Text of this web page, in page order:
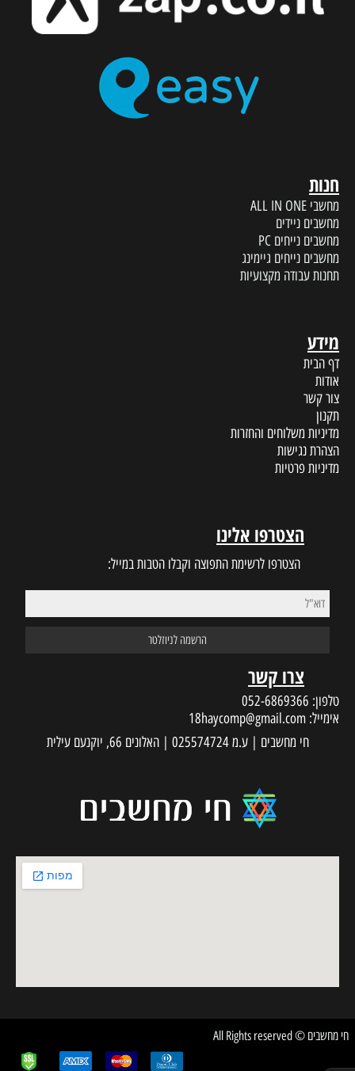
חנות
מחשבי ALL IN ONE
מחשבים ניידים
מחשבים נייחים PC
מחשבים נייחים גיימינג
תחנות עבודה מקצועיות
מידע
דף הבית
אודות
צור קשר
תקנון
מדיניות משלוחים והחזרות
הצהרת נגישות
מדיניות פרטיות
הצטרפו אלינו
הצטרפו לרשימת התפוצה וקבלו הטבות במייל:
צרו קשר
טלפון: 052-6869366
אימייל: 18haycomp@gmail.com
חי מחשבים | ע.מ 025574724 | האלונים 66, יוקנעם עילית
חי מחשבים © All Rights reserved